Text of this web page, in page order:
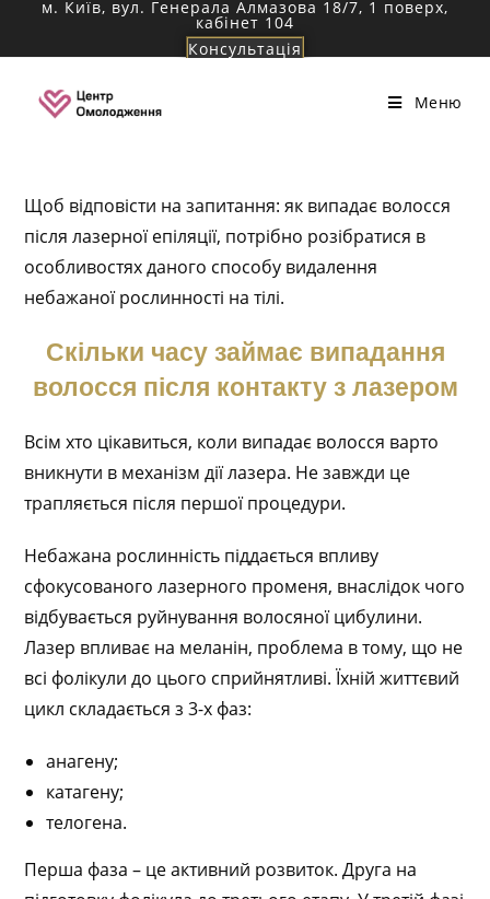
Перейтим. Київ, вул. Генерала Алмазова 18/7, 1 поверх,
кабінет 104
Консультація
Меню
Щоб відповісти на запитання: як випадає волосся
після лазерної епіляції, потрібно розібратися в
особливостях даного способу видалення
небажаної рослинності на тілі.
Скільки часу займає випадання
волосся після контакту з лазером
Всім хто цікавиться, коли випадає волосся варто
вникнути в механізм дії лазера. Не завжди це
трапляється після першої процедури.
Небажана рослинність піддається впливу
сфокусованого лазерного променя, внаслідок чого
відбувається руйнування волосяної цибулини.
Лазер впливає на меланін, проблема в тому, що не
всі фолікули до цього сприйнятливі. Їхній життєвий
цикл складається з 3-х фаз:
анагену;
катагену;
телогена.
Перша фаза – це активний розвиток. Друга на